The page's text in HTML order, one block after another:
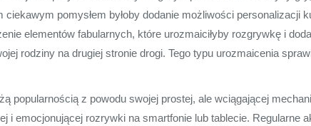
pomysłem byłoby dodanie możliwości personalizacji
elementów fabularnych, które urozmaiciłyby rozgrywkę i
rodziny na drugiej stronie drogi. Tego typu urozmaicenia
popularnością z powodu swojej prostej, ale wciągającej
i emocjonującej rozrywki na smartfonie lub tablecie. Regularne